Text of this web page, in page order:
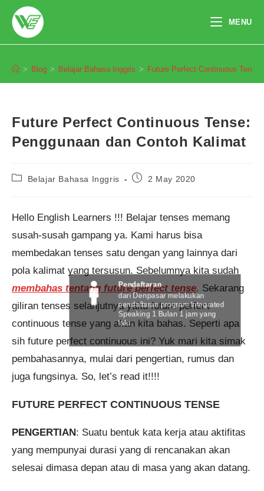
content
MENU
> Blog > Belajar Bahasa Inggris > Future Perfect Continuous
Future Perfect Continuous Tense:
Penggunaan dan Contoh Kalimat
PostBelajar Bahasa Inggris
Post2 May 2020
Hello English Learners !!! Belajar tenses memang
susah-susah gampang ya. Kami harus bisa
membedakan tenses satu dengan yang lainnya dari
pola kalimat yang tersusun. Sebelumnya kita sudah
membahas tentang future perfect tense. Sekarang
giliran tenses selanjutnya yaitu future perfect
continuous tense yang akan kita bahas. Seperti apa
sih future perfect continuous ini? Yuk mari kita simak
pembahasannya, mulai dari pengertian, rumus dan
juga fungsinya. So, let’s read it!!!!
FUTURE PERFECT CONTINUOUS TENSE
PENGERTIAN: Suatu bentuk kata kerja atau aktifitas
yang mempunyai durasi yang di rencanakan akan
selesai dimasa depan atau di masa yang akan datang.
Pendaftaran
dari Denpasar melakukan
pendaftaran program Integrated
Speaking 1 Bulan 1 jam yang
lalu.